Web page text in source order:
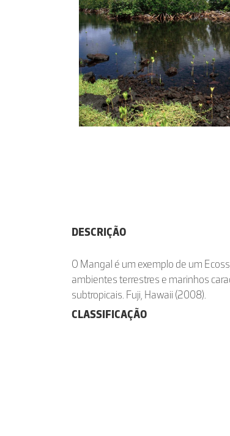
DESCRIÇÃO
O Mangal é um exemplo de um
ambientes terrestres e marinhos
subtropicais. Fuji, Hawaii (2008).
CLASSIFICAÇÃO